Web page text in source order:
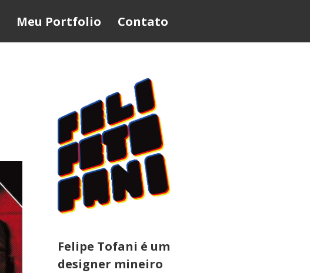
Meu Portfolio Contato
Felipe Tofani é um
designer mineiro